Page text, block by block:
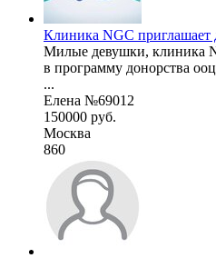
Клиника NGC приглашает
Милые девушки, клиника
в программу донорства
...
Елена №69012
150000 руб.
Москва
860